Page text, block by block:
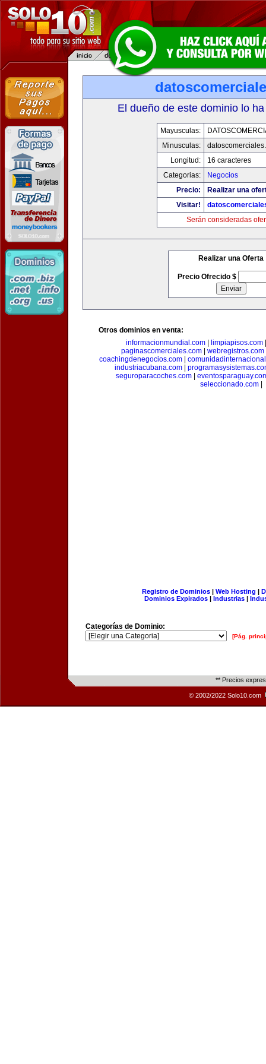
El dueño de este dominio lo
Mayusculas:
Minusculas:
Longitud:
16 caracteres
Categorias:
Negocios
Precio:
Realizar una
Visitar!
Serán consideradas
Realizar una Oferta
Precio Ofrecido $
Otros dominios en venta:
informacionmundial.com| limpiapisos.com
paginascomerciales.com| webregistros.com
coachingdenegocios.com
industriacubana.com
seguroparacoches.com|
seleccionado.com|
Registro de Dominios| Web Hosting |
Dominios Expirados | Industrias |
Categorías de Dominio:
[Pág.
** Precios
© 2002/2022 Solo10.com